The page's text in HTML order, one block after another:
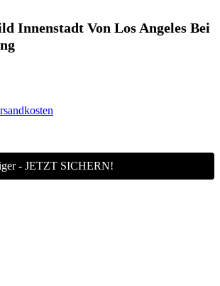
Innenstadt Von Los Angeles Bei
- JETZT SICHERN!